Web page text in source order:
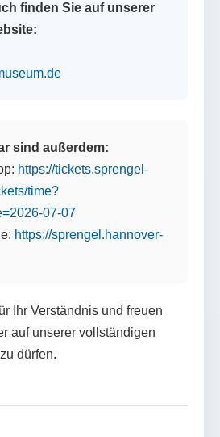
finden Sie auf unserer
sind außerdem:
https://tickets.sprengel-
time?
07-07
https://sprengel.hannover-
Ihr Verständnis und freuen
auf unserer vollständigen
dürfen.